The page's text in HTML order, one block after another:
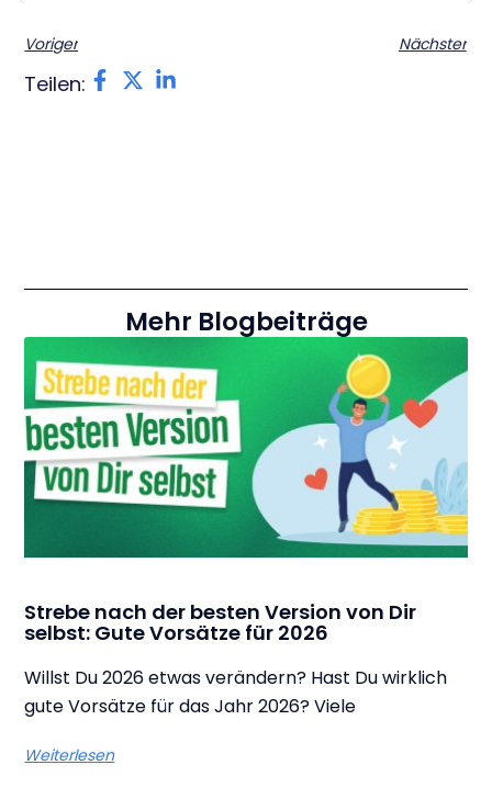
Voriger Nächster
Teilen:
Mehr Blogbeiträge
Strebe nach der besten Version von Dir
selbst: Gute Vorsätze für 2026
Willst Du 2026 etwas verändern? Hast Du wirklich
gute Vorsätze für das Jahr 2026? Viele
Weiterlesen